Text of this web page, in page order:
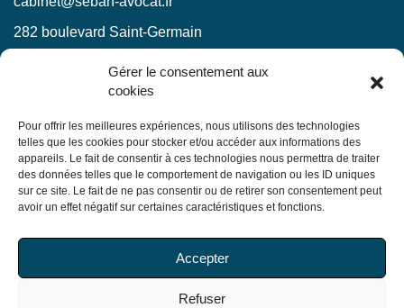
Gérer le consentement aux
cookies
Pour offrir les meilleures expériences, nous utilisons des technologies
telles que les cookies pour stocker et/ou accéder aux informations des
appareils. Le fait de consentir à ces technologies nous permettra de traiter
des données telles que le comportement de navigation ou les ID uniques
sur ce site. Le fait de ne pas consentir ou de retirer son consentement peut
avoir un effet négatif sur certaines caractéristiques et fonctions.
Accepter
Refuser
282 boulevard Saint-Germain
RESTEZ INFORMÉS !
Ne manquez pas nos actualités juridiques.
En soumettant ce formulaire, j’accepte que mes
informations soient utilisées exclusivement dans le cadre
de ma demande, conformément à la